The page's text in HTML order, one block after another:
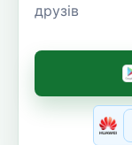
друзів